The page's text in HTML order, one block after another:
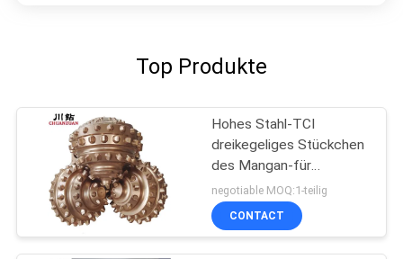
Top Produkte
Hohes Stahl-TCI
dreikegeliges Stückchen
des Mangan-für
mittelharten Zoll der
Bildungs-17 1/2
negotiable MOQ:1-teilig
CONTACT